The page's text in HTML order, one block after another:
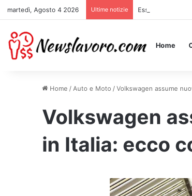
martedì, Agosto 4 2026 Ultime notizie Essere Pagati
Home
Home / Auto e Moto /Volkswagen assume
Volkswagen
in Italia: ecco